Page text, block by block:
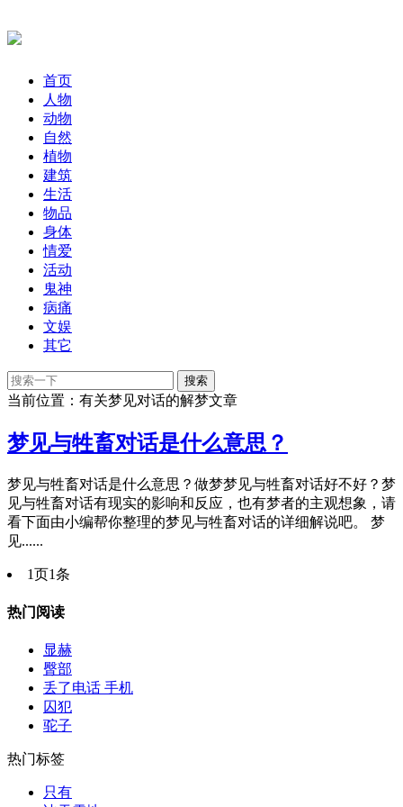
首页
人物
动物
自然
植物
建筑
生活
物品
身体
情爱
活动
鬼神
病痛
文娱
其它
当前位置：有关梦见对话的解梦文章
梦见与牲畜对话是什么意思？
梦见与牲畜对话是什么意思？做梦梦见与牲畜对话好不好？梦
见与牲畜对话有现实的影响和反应，也有梦者的主观想象，请
看下面由小编帮你整理的梦见与牲畜对话的详细解说吧。 梦
见......
1页1条
热门阅读
显赫
臀部
丢了电话 手机
囚犯
驼子
热门标签
只有